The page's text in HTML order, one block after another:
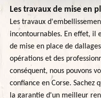
Les travaux de mise en
Les travaux
incontournables. En effet, il
de mise en place de
opérations et des
conséquent, nous pouvons
confiance en Corse. Sachez
la garantie d'un meilleur